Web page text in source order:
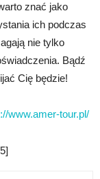
znać jako
ich podczas
nie tylko
Bądź
Cię będzie!
www.amer-tour.pl/